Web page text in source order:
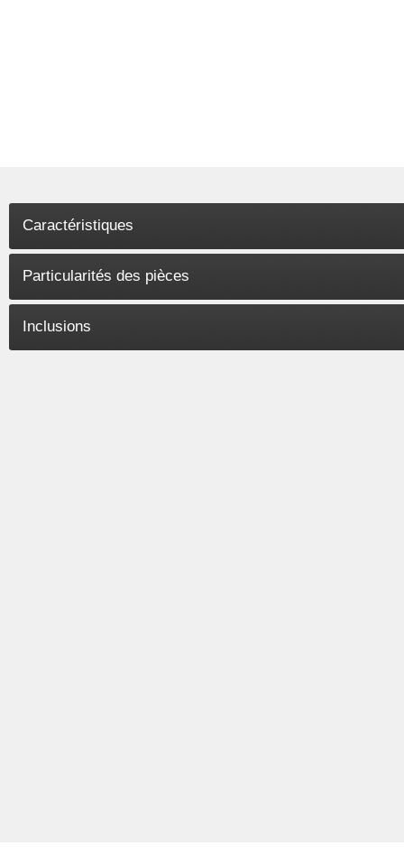
Caractéristiques
Particularités des pièces
Inclusions